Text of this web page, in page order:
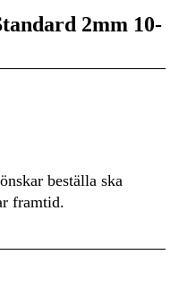
2mm 10-
beställa ska
framtid.